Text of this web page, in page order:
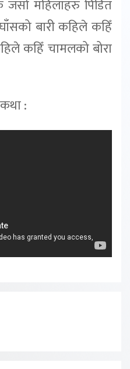
महिलाहरु पिडित
बारी कहिले कहिँ
कहिँ चामलको बोरा
: